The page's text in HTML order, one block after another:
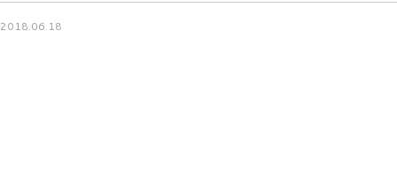
2018.06.18